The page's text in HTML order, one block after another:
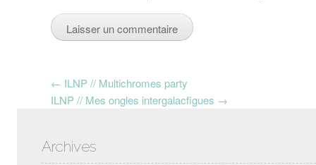
Post navigation
← ILNP // Multichromes party
ILNP // Mes ongles intergalacfigues →
Archives